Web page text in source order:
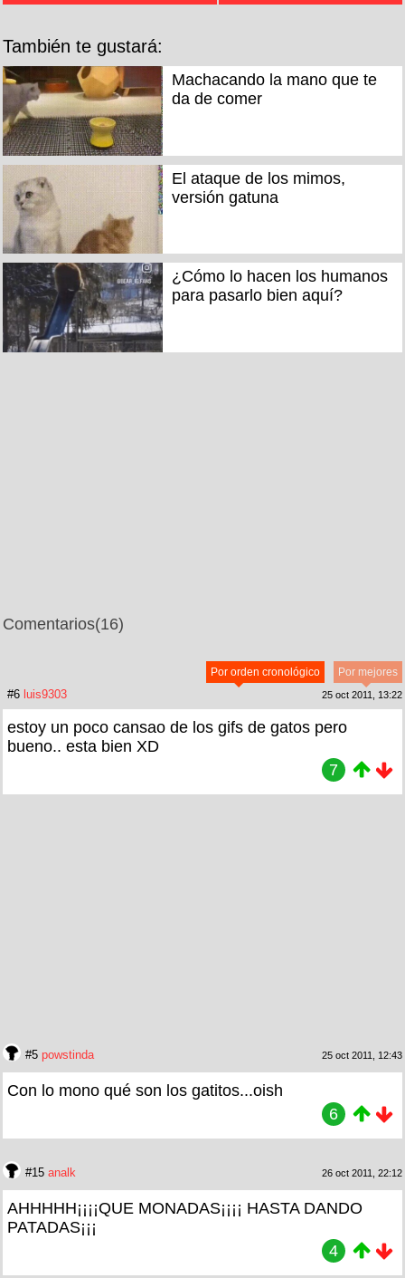
También te gustará:
Machacando la mano que te
da de comer
El ataque de los mimos,
versión gatuna
¿Cómo lo hacen los humanos
para pasarlo bien aquí?
Comentarios(16)
Por mejores
Por orden cronológico
#6 luis9303 25 oct 2011, 13:22
estoy un poco cansao de los gifs de gatos pero
bueno.. esta bien XD
7
#5 powstinda 25 oct 2011, 12:43
Con lo mono qué son los gatitos...oish
6
#15 analk 26 oct 2011, 22:12
AHHHHH¡¡¡¡QUE MONADAS¡¡¡¡ HASTA DANDO
PATADAS¡¡¡
4